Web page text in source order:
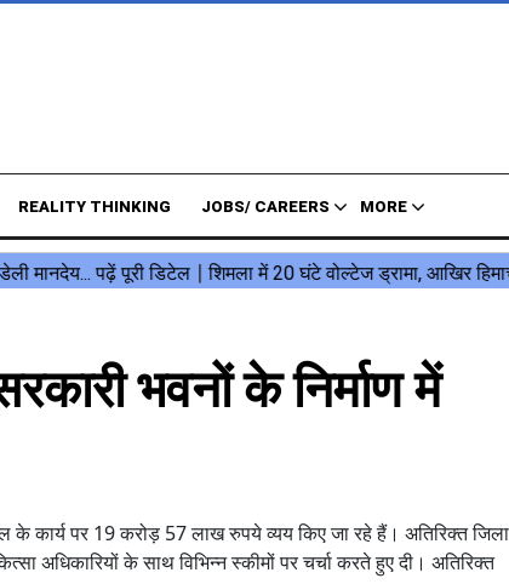
REALITY THINKING JOBS/ CAREERS MORE
भवनों के निर्माण में
के कार्य पर 19 करोड़ 57 लाख रुपये व्यय किए जा रहे हैं। अतिरिक्त जिला
अधिकारियों के साथ विभिन्न स्कीमों पर चर्चा करते हुए दी। अतिरिक्त